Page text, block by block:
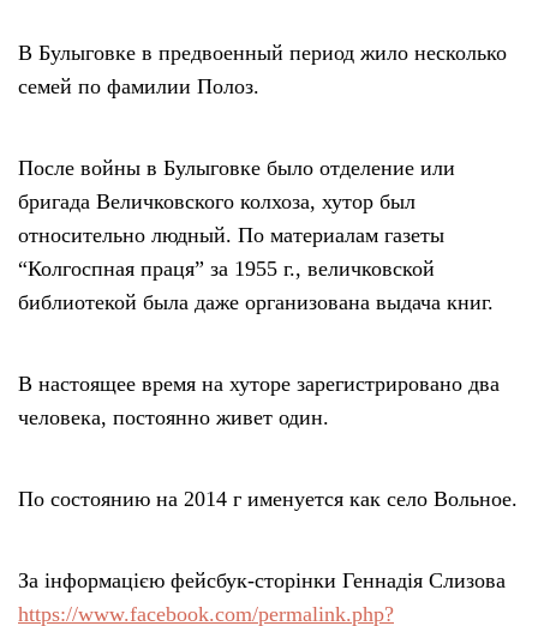
В Булыговке в предвоенный период жило несколько
семей по фамилии Полоз.
После войны в Булыговке было отделение или
бригада Величковского колхоза, хутор был
относительно людный. По материалам газеты
“Колгоспная праця” за 1955 г., величковской
библиотекой была даже организована выдача книг.
В настоящее время на хуторе зарегистрировано два
человека, постоянно живет один.
По состоянию на 2014 г именуется как село Вольное.
За інформацією фейсбук-сторінки Геннадія Слизова
https://www.facebook.com/permalink.php?